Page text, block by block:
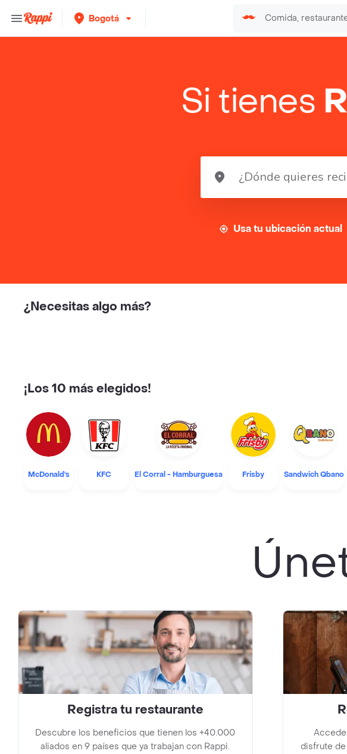
Bogotá
Si tienes
Usa tu ubicación actual
¿Necesitas algo más?
¡Los 10 más elegidos!
McDonald's KFC El Corral - Hamburguesa Frisby Sandwich Qbano
Registra tu restaurante
Descubre los beneficios que tienen los +40.000
aliados en 9 países que ya trabajan con Rappi.
disfrute de